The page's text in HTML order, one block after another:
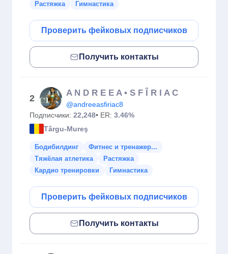
Растяжка
Гимнастика
Проверить фейковых подписчиков
Получить контакты
2
A N D R E E A • S F Î R I A C
@andreeasfiriac8
Подписчики: 22,248• ER: 3.46%
Târgu-Mureş
Бодибилдинг
Фитнес и тренажер...
Тяжёлая атлетика
Растяжка
Кардио тренировки
Гимнастика
Проверить фейковых подписчиков
Получить контакты